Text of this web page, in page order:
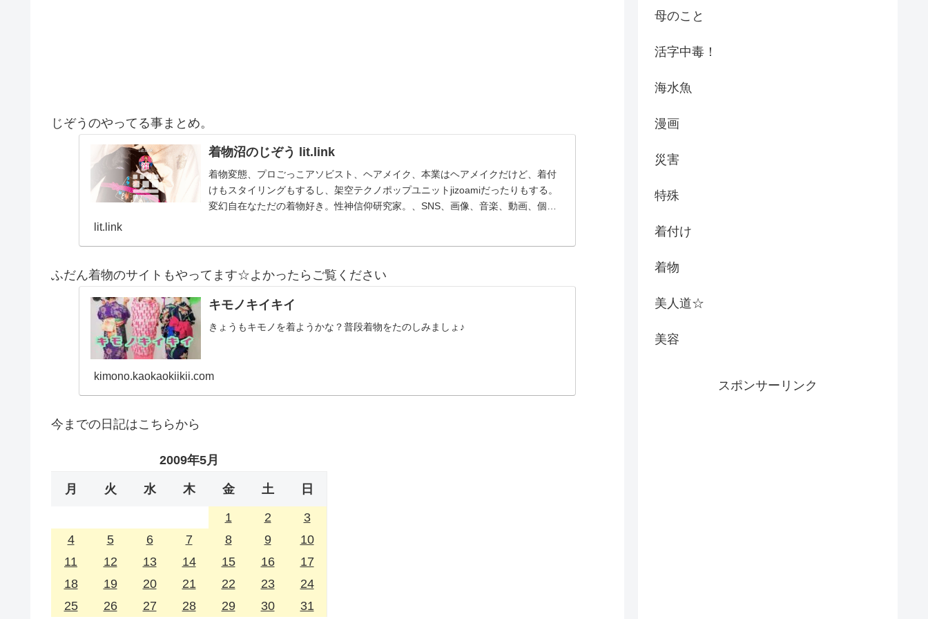
じぞうのやってる事まとめ。
着物沼のじぞう lit.link
着物変態、プロごっこアソビスト、ヘアメイク、本業はヘアメイクだけど、着付
けもスタイリングもするし、架空テクノポップユニットjizoamiだったりもする。
変幻自在なただの着物好き。性神信仰研究家。、SNS、画像、音楽、動画、個性
lit.link
ふだん着物のサイトもやってます☆よかったらご覧ください
キモノキイキイ
きょうもキモノを着ようかな？普段着物をたのしみましょ♪
kimono.kaokaokiikii.com
今までの日記はこちらから
2009年5月
月 火 水 木 金 土 日
1 2
3
4
5 6 7 8 9
10
11
12 13 14 15 16
17
18
19 20 21 22 23
24
25
26 27 28 29 30 31
母のこと
活字中毒！
海水魚
漫画
災害
特殊
着付け
着物
美人道☆
美容
スポンサーリンク